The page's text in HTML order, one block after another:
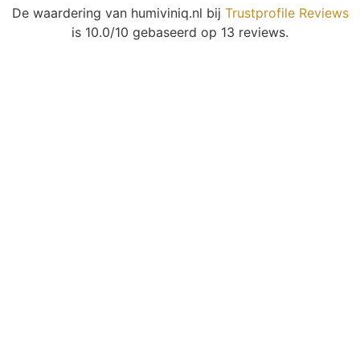
De waardering van humiviniq.nl bij Trustprofile Reviews
is 10.0/10 gebaseerd op 13 reviews.